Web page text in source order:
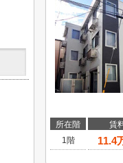
所在階 賃
1階
11.4